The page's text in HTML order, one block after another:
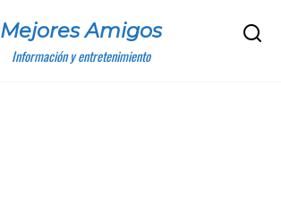
Mejores Amigos
Información y entretenimiento